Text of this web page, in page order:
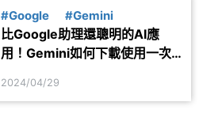
#Google #Gemini
比Google助理還聰明的AI應
用！Gemini如何下載使用一次
2024/04/29